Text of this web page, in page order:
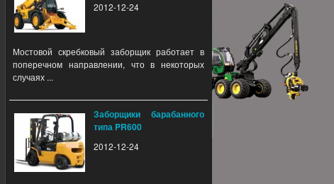
Мостовой скребковый заборщик работает в
поперечном направлении, что в некоторых
случаях ...
2012-12-24
Заборщики барабанного
типа PR600
2012-12-24